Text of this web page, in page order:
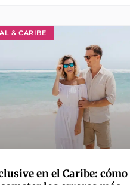
& CARIBE
en el Caribe: cómo